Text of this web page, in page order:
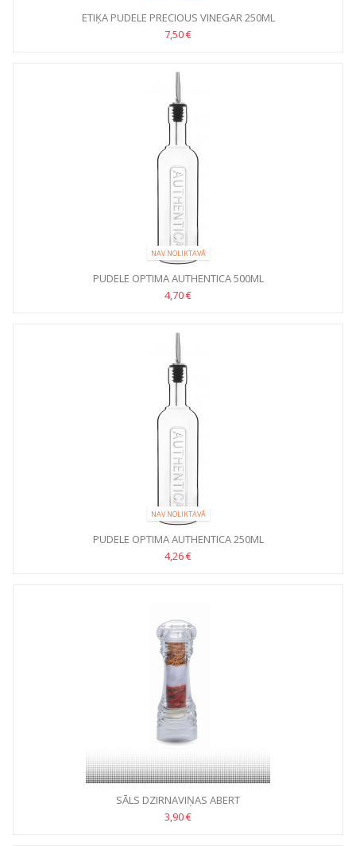
ETIĶA PUDELE PRECIOUS VINEGAR 250ML
7,50 €
NAV NOLIKTAVĀ
PUDELE OPTIMA AUTHENTICA 500ML
4,70 €
NAV NOLIKTAVĀ
PUDELE OPTIMA AUTHENTICA 250ML
4,26 €
SĀLS DZIRNAVIŅAS ABERT
3,90 €